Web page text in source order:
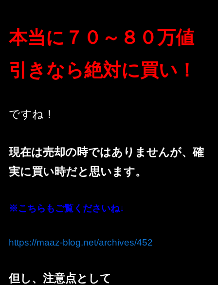
本当に７０～８０万値
引きなら絶対に買い！
ですね！
現在は売却の時ではありませんが、確
実に買い時だと思います。
※こちらもご覧くださいね↓
https://maaz-blog.net/archives/452
但し、注意点として